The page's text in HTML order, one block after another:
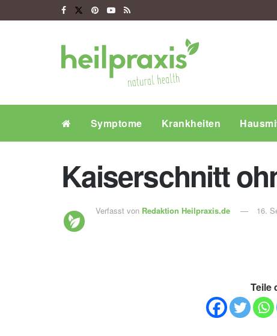
Symptome Krankheiten
Kaiserschnitt
Verfasst von Redaktion Heilpraxis.de 16.
Teile